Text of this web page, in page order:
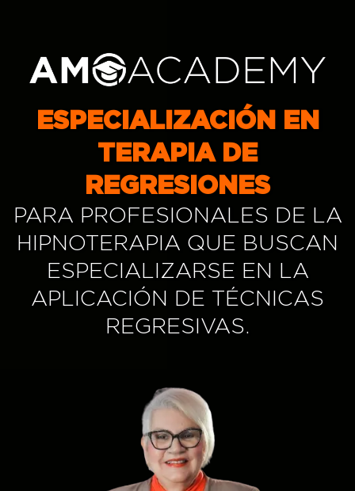
ESPECIALIZACIÓN EN
TERAPIA DE
REGRESIONES
PARA PROFESIONALES DE LA
HIPNOTERAPIA QUE BUSCAN
ESPECIALIZARSE EN LA
APLICACIÓN DE TÉCNICAS
REGRESIVAS.